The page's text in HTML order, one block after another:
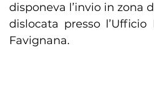
disponeva l’invio in zona
dislocata presso
Favignana.